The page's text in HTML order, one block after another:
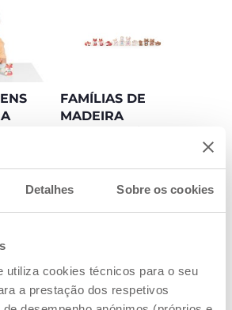
Detalhes Sobre os cookies
utiliza cookies técnicos para o seu
a prestação dos respetivos
e
o
dos
FAMÍLIAS DE
MADEIRA
mundo My Wood
Friends colecionando
conjuntos, dê asas à
em novas e
emocionantes
aventuras.